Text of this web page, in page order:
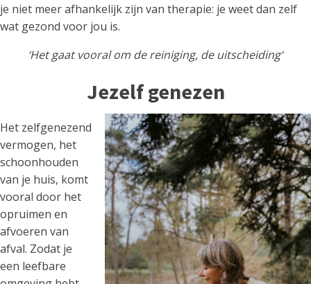
je niet meer afhankelijk zijn van therapie: je weet dan zelf
wat gezond voor jou is.
‘Het gaat vooral om de reiniging, de uitscheiding‘
Jezelf genezen
Het zelfgenezend
vermogen, het
schoonhouden
van je huis, komt
vooral door het
opruimen en
afvoeren van
afval. Zodat je
een leefbare